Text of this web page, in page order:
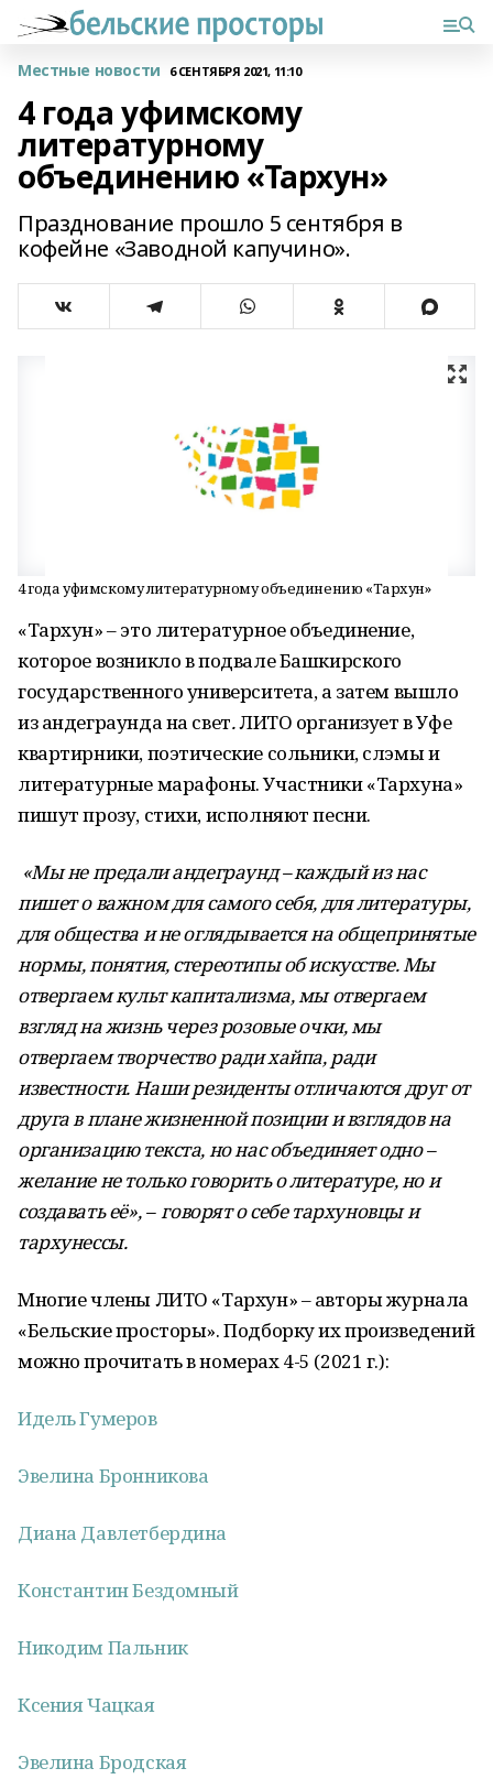
Местные новости 6 СЕНТЯБРЯ 2021, 11:10
4 года уфимскому
литературному
объединению «Тархун»
Празднование прошло 5 сентября в
кофейне «Заводной капучино».
4 года уфимскому литературному объединению «Тархун»
«Тархун» – это литературное объединение,
которое возникло в подвале Башкирского
государственного университета, а затем вышло
из андеграунда на свет.ЛИТО организует в Уфе
квартирники, поэтические сольники, слэмы и
литературные марафоны. Участники «Тархуна»
пишут прозу, стихи, исполняют песни.
«Мы не предали андеграунд–каждый из нас
пишет о важном для самого себя, для литературы,
для общества и не оглядывается на общепринятые
нормы, понятия, стереотипы об искусстве. Мы
отвергаем культ капитализма, мы отвергаем
взгляд на жизнь через розовые очки, мы
отвергаем творчество ради хайпа, ради
известности. Наши резиденты отличаются друг от
друга в плане жизненной позиции и взглядовна
организацию текста, но нас объединяет одно–
желание не только говорить о литературе, но и
создавать её», – говорят о себе тархуновцы и
тархунессы.
Многие члены ЛИТО «Тархун» – авторы журнала
«Бельские просторы». Подборку их произведений
можно прочитать в номерах 4-5 (2021 г.):
Идель Гумеров
Эвелина Бронникова
Диана Давлетбердина
Константин Бездомный
Никодим Пальник
Ксения Чацкая
Эвелина Бродская